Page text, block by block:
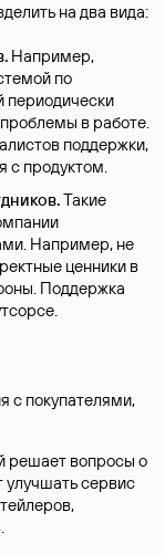
на два вида:
Например,
по
периодически
в работе.
поддержки,
с продуктом.
Такие
Например, не
ценники в
Поддержка
с покупателями,
решает вопросы о
улучшать сервис